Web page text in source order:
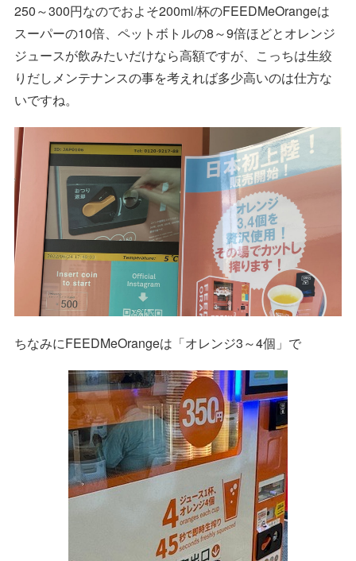
250～300円なのでおよそ200ml/杯のFEEDMeOrangeは
スーパーの10倍、ペットボトルの8～9倍ほどとオレンジ
ジュースが飲みたいだけなら高額ですが、こっちは生絞
りだしメンテナンスの事を考えれば多少高いのは仕方な
いですね。
ちなみにFEEDMeOrangeは「オレンジ3～4個」で